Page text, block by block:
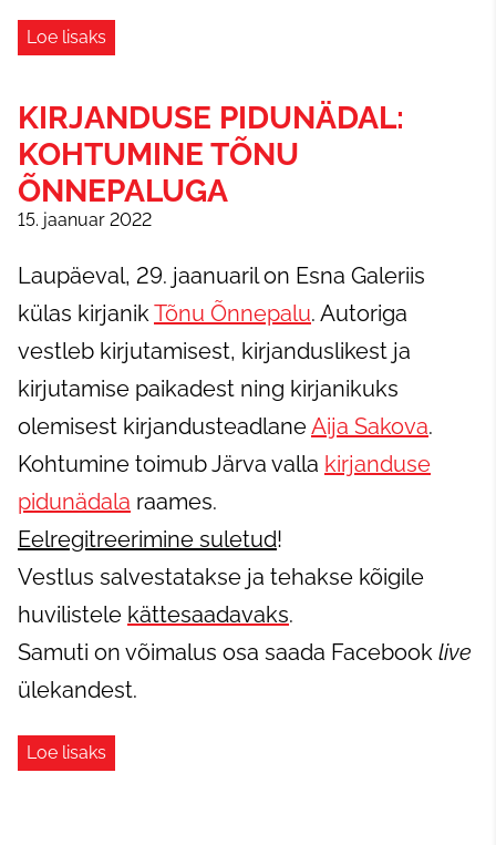
Loe lisaks
KIRJANDUSE PIDUNÄDAL:
KOHTUMINE TÕNU
ÕNNEPALUGA
15. jaanuar 2022
Laupäeval, 29. jaanuaril on Esna Galeriis
külas kirjanikTõnu Õnnepalu. Autoriga
vestleb kirjutamisest, kirjanduslikest ja
kirjutamise paikadest ning kirjanikuks
olemisest kirjandusteadlaneAija Sakova.
Kohtumine toimub Järva valla kirjanduse
pidunädala raames.
Eelregitreerimine suletud!
Vestlus salvestatakse ja tehakse kõigile
huvilistele kättesaadavaks.
Samuti on võimalus osa saada Facebook live
ülekandest.
Loe lisaks